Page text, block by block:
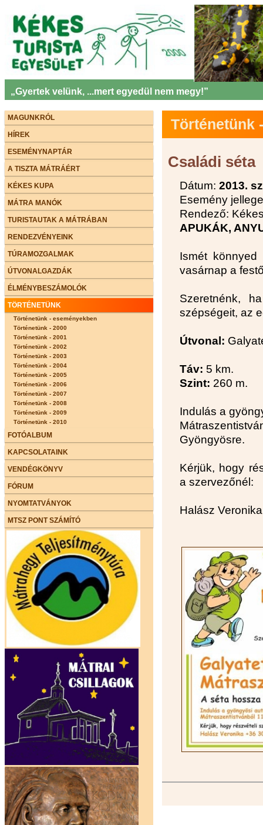
„Gyertek velünk, ...mert egyedül nem megy!”
MAGUNKRÓL
HÍREK
ESEMÉNYNAPTÁR
A TISZTA MÁTRÁÉRT
KÉKES KUPA
MÁTRA MANÓK
TURISTAUTAK A MÁTRÁBAN
RENDEZVÉNYEINK
TÚRAMOZGALMAK
ÚTVONALGAZDÁK
ÉLMÉNYBESZÁMOLÓK
TÖRTÉNETÜNK
Történetünk - eseményekben
Történetünk - 2000
Történetünk - 2001
Történetünk - 2002
Történetünk - 2003
Történetünk - 2004
Történetünk - 2005
Történetünk - 2006
Történetünk - 2007
Történetünk - 2008
Történetünk - 2009
Történetünk - 2010
FOTÓALBUM
KAPCSOLATAINK
VENDÉGKÖNYV
FÓRUM
NYOMTATVÁNYOK
MTSZ PONT SZÁMÍTÓ
Történetünk
Családi séta
Dátum: 2013.
Esemény
Rendező:
APUKÁK,
Ismét könnyed
vasárnap a
Szeretnénk,
szépségeit, az
Útvonal:
Táv: 5 km.
Szint: 260 m.
Indulás a
Gyöngyösre.
Kérjük, hogy
a szervezőnél:
Halász